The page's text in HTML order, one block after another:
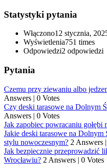
Statystyki pytania
Włączono12 stycznia,
Wyświetlenia751 times
Odpowiedzi2 odpowiedzi
Pytania
Czemu przy ziewaniu albo
Answers | 0 Votes
Czy deski tarasowe na Dolnym
Answers | 0 Votes
Jak zapobiec powracaniu gołębi
Jakie deski tarasowe na Dolnym
stylu nowoczesnym? 2 Answers |
Jak bezpiecznie przeprowadzić
Wrocławiu? 2 Answers | 0 Votes